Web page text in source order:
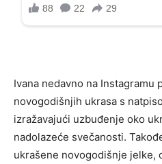
Ivana nedavno na Instagramu
novogodišnjih ukrasa s
izražavajući uzbuđenje oko
nadolazeće svečanosti.
ukrašene novogodišnje jelke,